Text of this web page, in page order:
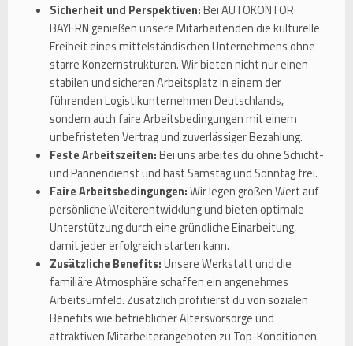
Sicherheit und Perspektiven:Bei AUTOKONTOR
BAYERN genießen unsere Mitarbeitenden die kulturelle
Freiheit eines mittelständischen Unternehmens ohne
starre Konzernstrukturen. Wir bieten nicht nur einen
stabilen und sicheren Arbeitsplatz in einem der
führenden Logistikunternehmen Deutschlands,
sondern auch faire Arbeitsbedingungen mit einem
unbefristeten Vertrag und zuverlässiger Bezahlung.
Feste Arbeitszeiten:Bei uns arbeites du ohne Schicht-
und Pannendienst und hast Samstag und Sonntag frei.
Faire Arbeitsbedingungen:Wir legen großen Wert auf
persönliche Weiterentwicklung und bieten optimale
Unterstützung durch eine gründliche Einarbeitung,
damit jeder erfolgreich starten kann.
Zusätzliche Benefits:Unsere Werkstatt und die
familiäre Atmosphäre schaffen ein angenehmes
Arbeitsumfeld. Zusätzlich profitierst du von sozialen
Benefits wie betrieblicher Altersvorsorge und
attraktiven Mitarbeiterangeboten zu Top-Konditionen.